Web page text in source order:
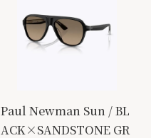
Paul Newman Sun / BL
ACK×SANDSTONE GR